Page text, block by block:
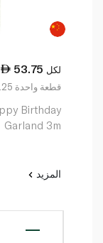
53.75 لكل
59.25 قطعة واحدة
Birthday
Garland 3m
المزيد